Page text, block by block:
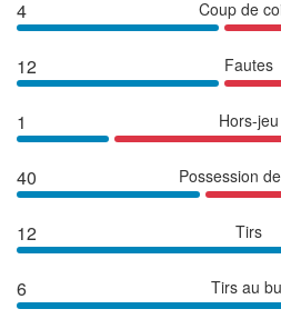
4 Coup de
12 Fautes
1 Hors-jeu
40 Possession
12 Tirs
6 Tirs au